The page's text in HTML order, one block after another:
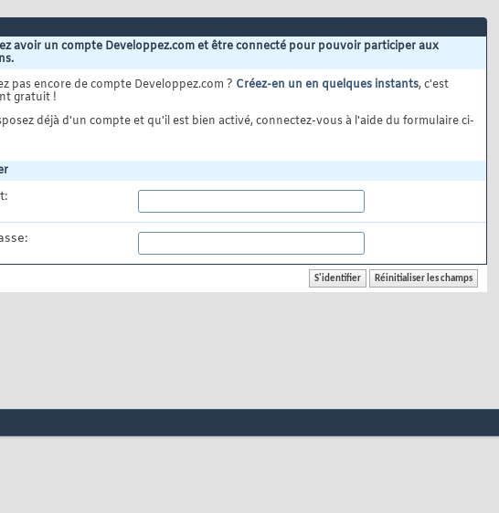
avoir un compte Developpez.com et être connecté pour pouvoir participer aux
pas encore de compte Developpez.com ? Créez-en un en quelques instants, c'est
gratuit !
déjà d'un compte et qu'il est bien activé, connectez-vous à l'aide du formulaire ci-